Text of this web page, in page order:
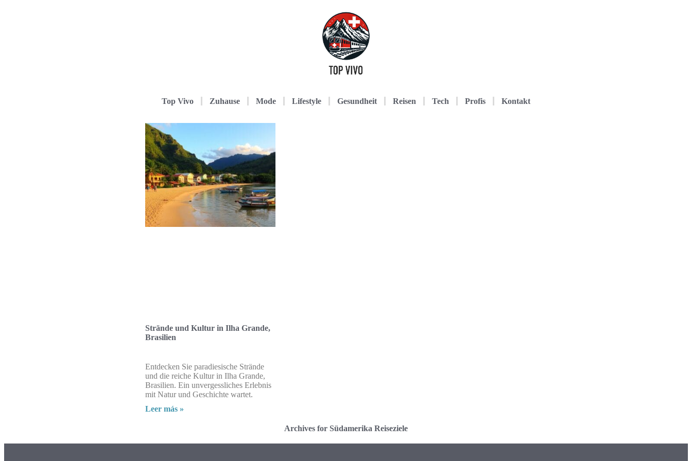
Top Vivo Zuhause Mode Lifestyle Gesundheit Reisen Tech Profis Kontakt
Strände und Kultur in Ilha Grande,
Brasilien
Entdecken Sie paradiesische Strände
und die reiche Kultur in Ilha Grande,
Brasilien. Ein unvergessliches Erlebnis
mit Natur und Geschichte wartet.
Leer más »
Archives for Südamerika Reiseziele